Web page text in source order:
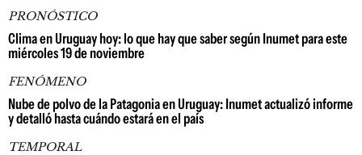
PRONÓSTICO
Clima en Uruguay hoy: lo que hay que saber según Inumet para este
miércoles 19 de noviembre
FENÓMENO
Nube de polvo de la Patagonia en Uruguay: Inumet actualizó informe
y detalló hasta cuándo estará en el país
TEMPORAL